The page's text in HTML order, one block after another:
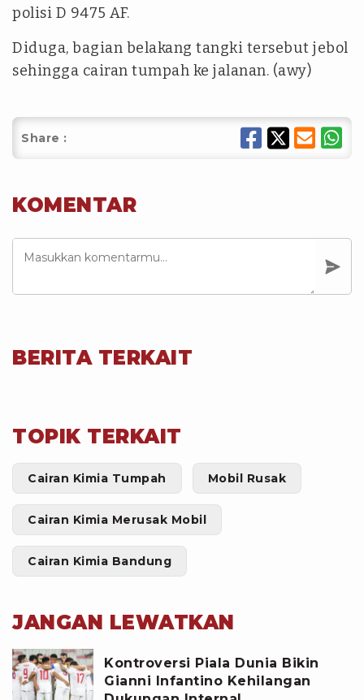
polisi D 9475 AF.
Diduga, bagian belakang tangki tersebut jebol
sehingga cairan tumpah ke jalanan. (awy)
Share :
KOMENTAR
BERITA TERKAIT
TOPIK TERKAIT
Cairan Kimia Tumpah Mobil Rusak
Cairan Kimia Merusak Mobil
Cairan Kimia Bandung
JANGAN LEWATKAN
Kontroversi Piala Dunia Bikin
Gianni Infantino Kehilangan